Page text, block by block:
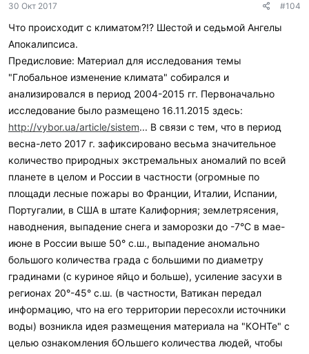
а
и
л
и
30 Окт 2017 #104
Что происходит с климатом?!? Шестой и седьмой Ангелы
Апокалипсиса.
Предисловие: Материал для исследования темы
"Глобальное изменение климата" собирался и
анализировался в период 2004-2015 гг. Первоначально
исследование было размещено 16.11.2015 здесь:
http://vybor.ua/article/sistem... В связи с тем, что в период
весна-лето 2017 г. зафиксировано весьма значительное
количество природных экстремальных аномалий по всей
планете в целом и России в частности (огромные по
площади лесные пожары во Франции, Италии, Испании,
Португалии, в США в штате Калифорния; землетрясения,
наводнения, выпадение снега и заморозки до -7°С в мае-
июне в России выше 50° с.ш., выпадение аномально
большого количества града с большими по диаметру
градинами (с куриное яйцо и больше), усиление засухи в
регионах 20°-45° с.ш. (в частности, Ватикан передал
информацию, что на его территории пересохли источники
воды) возникла идея размещения материала на "КОНТе" с
целью ознакомления бОльшего количества людей, чтобы